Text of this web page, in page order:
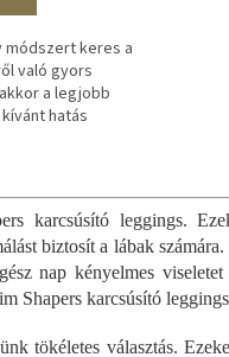
módszert keres a
való gyors
a legjobb
hatás
i
s
t
a
i
r
n
karcsúsító leggings.
biztosít a lábak
nap kényelmes
Shapers karcsúsító
tökéletes választás.